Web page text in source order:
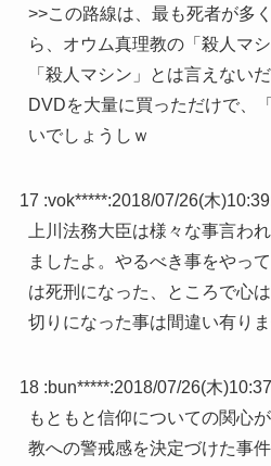
>>この路線は、最も死者が多
ら、オウム真理教の「殺人マ
「殺人マシン」とは言えない
DVDを大量に買っただけで、
いでしょうしｗ
17 :vok*****:2018/07/26(木
上川法務大臣は様々な事言わ
ましたよ。やるべき事をやっ
は死刑になった、ところで心
切りになった事は間違い有り
18 :bun*****:2018/07/26(木
もともと信仰についての関心
教への警戒感を決定づけた事件